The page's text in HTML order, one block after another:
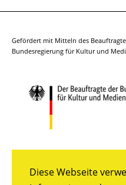
Diese Webseite
auf
auf
Gefördert mit Mitteln des
Bundesregierung für Kultur und